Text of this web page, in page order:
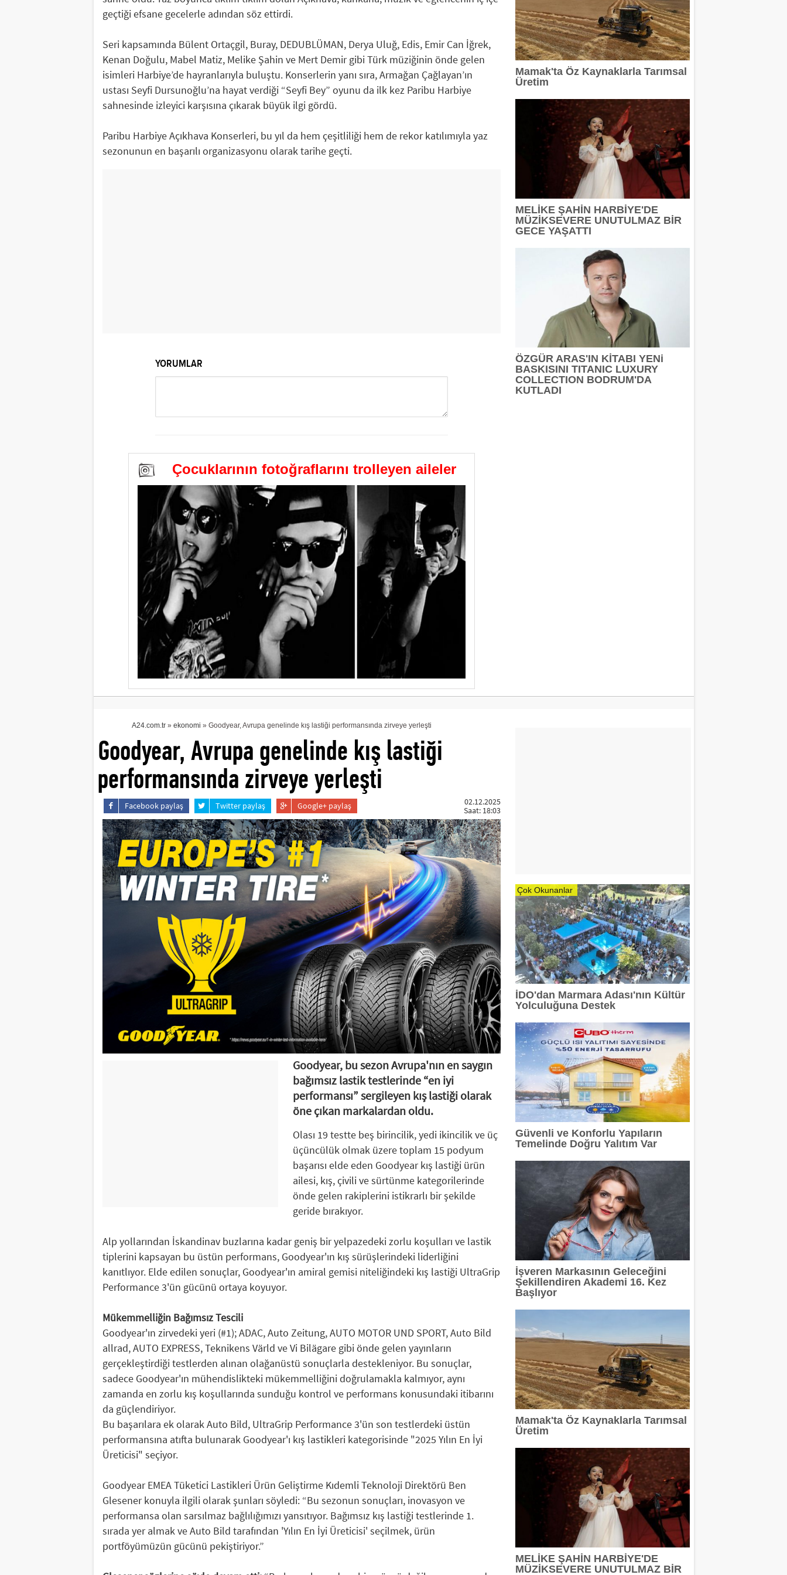
geçtiği efsane gecelerle adından söz ettirdi.
Seri kapsamında Bülent Ortaçgil, Buray, DEDUBLÜMAN, Derya Uluğ, Edis, Emir Can İğrek,
Kenan Doğulu, Mabel Matiz, Melike Şahin ve Mert Demir gibi Türk müziğinin önde gelen
isimleri Harbiye’de hayranlarıyla buluştu. Konserlerin yanı sıra, Armağan Çağlayan’ın
ustası Seyfi Dursunoğlu’na hayat verdiği “Seyfi Bey” oyunu da ilk kez Paribu Harbiye
sahnesinde izleyici karşısına çıkarak büyük ilgi gördü.
Paribu Harbiye Açıkhava Konserleri, bu yıl da hem çeşitliliği hem de rekor katılımıyla yaz
sezonunun en başarılı organizasyonu olarak tarihe geçti.
YORUMLAR
Çocuklarının fotoğraflarını trolleyen aileler
Mamak'ta Öz Kaynaklarla Tarımsal
Üretim
MELİKE ŞAHİN HARBİYE'DE
MÜZİKSEVERE UNUTULMAZ BİR
GECE YAŞATTI
ÖZGÜR ARAS'IN KİTABI YENi
BASKISINI TITANIC LUXURY
COLLECTION BODRUM'DA
KUTLADI
Goodyear, Avrupa genelinde kış lastiği
performansında zirveye yerleşti
A24.com.tr» ekonomi » Goodyear, Avrupa genelinde kış lastiği performansında zirveye yerleşti
Facebook paylaş Twitter paylaş Google+ paylaş
02.12.2025
Saat: 18:03
Goodyear, bu sezon Avrupa'nın en saygın
bağımsız lastik testlerinde “en iyi
performansı” sergileyen kış lastiği olarak
öne çıkan markalardan oldu.
Olası 19 testte beş birincilik, yedi ikincilik ve üç
üçüncülük olmak üzere toplam 15 podyum
başarısı elde eden Goodyear kış lastiği ürün
ailesi, kış, çivili ve sürtünme kategorilerinde
önde gelen rakiplerini istikrarlı bir şekilde
geride bırakıyor.
Alp yollarından İskandinav buzlarına kadar geniş bir yelpazedeki zorlu koşulları ve lastik
tiplerini kapsayan bu üstün performans, Goodyear'ın kış sürüşlerindeki liderliğini
kanıtlıyor. Elde edilen sonuçlar, Goodyear'ın amiral gemisi niteliğindeki kış lastiği UltraGrip
Performance 3'ün gücünü ortaya koyuyor.
Mükemmelliğin Bağımsız Tescili
Goodyear'ın zirvedeki yeri (#1); ADAC, Auto Zeitung, AUTO MOTOR UND SPORT, Auto Bild
allrad, AUTO EXPRESS, Teknikens Värld ve Vi Bilägare gibi önde gelen yayınların
gerçekleştirdiği testlerden alınan olağanüstü sonuçlarla destekleniyor. Bu sonuçlar,
sadece Goodyear'ın mühendislikteki mükemmelliğini doğrulamakla kalmıyor, aynı
zamanda en zorlu kış koşullarında sunduğu kontrol ve performans konusundaki itibarını
da güçlendiriyor.
Bu başarılara ek olarak Auto Bild, UltraGrip Performance 3'ün son testlerdeki üstün
performansına atıfta bulunarak Goodyear'ı kış lastikleri kategorisinde "2025 Yılın En İyi
Üreticisi" seçiyor.
Goodyear EMEA Tüketici Lastikleri Ürün Geliştirme Kıdemli Teknoloji Direktörü Ben
Glesener konuyla ilgili olarak şunları söyledi: “Bu sezonun sonuçları, inovasyon ve
performansa olan sarsılmaz bağlılığımızı yansıtıyor. Bağımsız kış lastiği testlerinde 1.
sırada yer almak ve Auto Bild tarafından 'Yılın En İyi Üreticisi' seçilmek, ürün
portföyümüzün gücünü pekiştiriyor.”
Çok Okunanlar
İDO'dan Marmara Adası'nın Kültür
Yolculuğuna Destek
Güvenli ve Konforlu Yapıların
Temelinde Doğru Yalıtım Var
İşveren Markasının Geleceğini
Şekillendiren Akademi 16. Kez
Başlıyor
Mamak'ta Öz Kaynaklarla Tarımsal
Üretim
MELİKE ŞAHİN HARBİYE'DE
MÜZİKSEVERE UNUTULMAZ BİR